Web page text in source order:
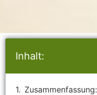
Inhalt:
Zusammenfassung: